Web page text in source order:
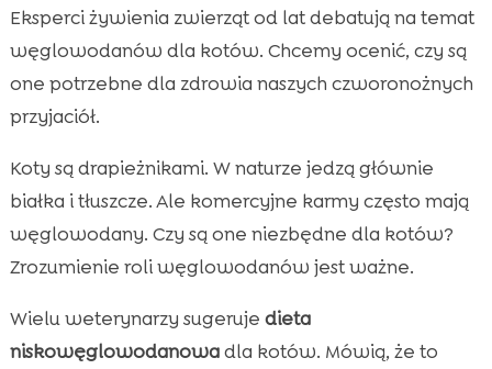
Eksperci żywienia zwierząt od lat debatują na temat
węglowodanów dla kotów. Chcemy ocenić, czy są
one potrzebne dla zdrowia naszych czworonożnych
przyjaciół.
Koty są drapieżnikami. W naturze jedzą głównie
białka i tłuszcze. Ale komercyjne karmy często mają
węglowodany. Czy są one niezbędne dla kotów?
Zrozumienie roli węglowodanów jest ważne.
Wielu weterynarzy sugeruje dieta
niskowęglowodanowadla kotów. Mówią, że to